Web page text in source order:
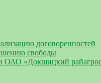
договоренностей
свободы
ОАО «Докшицкий